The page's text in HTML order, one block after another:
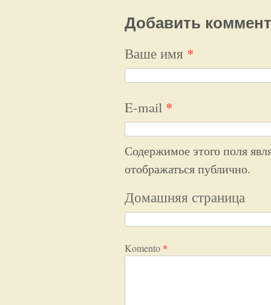
Добавить
Ваше имя *
E-mail *
Содержимое этого поля
отображаться публично.
Домашняя страница
Komento *